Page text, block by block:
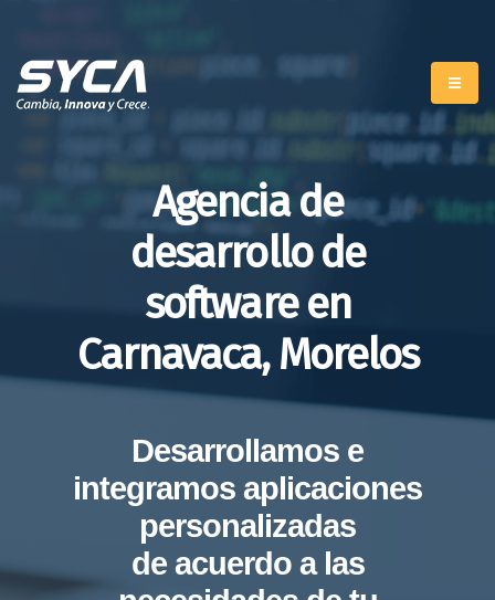
Agencia de
desarrollo de
software en
Carnavaca, Morelos
Desarrollamos e
integramos aplicaciones
personalizadas
de acuerdo a las